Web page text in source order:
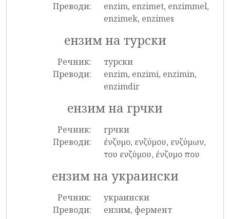
Преводи:
enzim, enzimet, enzimmel,
enzimek, enzimes
ензим на турски
Речник:
турски
Преводи:
enzim, enzimi, enzimin,
enzimdir
ензим на грчки
Речник:
грчки
Преводи:
ένζυμο, ενζύμου, ενζύμων,
του ενζύμου, ένζυμο που
ензим на украински
Речник:
украински
Преводи:
ензим, фермент